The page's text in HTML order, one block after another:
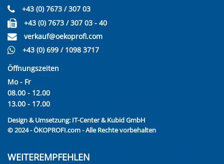
+43 (0) 7673 / 307 03
+43 (0) 7673 / 307 03 - 40
verkauf@oekoprofi.com
+43 (0) 699 / 1098 3717
Öffnungszeiten
Mo - Fr
08.00 - 12.00
13.00 - 17.00
Design & Umsetzung: IT-Center & Kubid GmbH
© 2024 - ÖKOPROFI.com - Alle Rechte vorbehalten
WEITEREMPFEHLEN